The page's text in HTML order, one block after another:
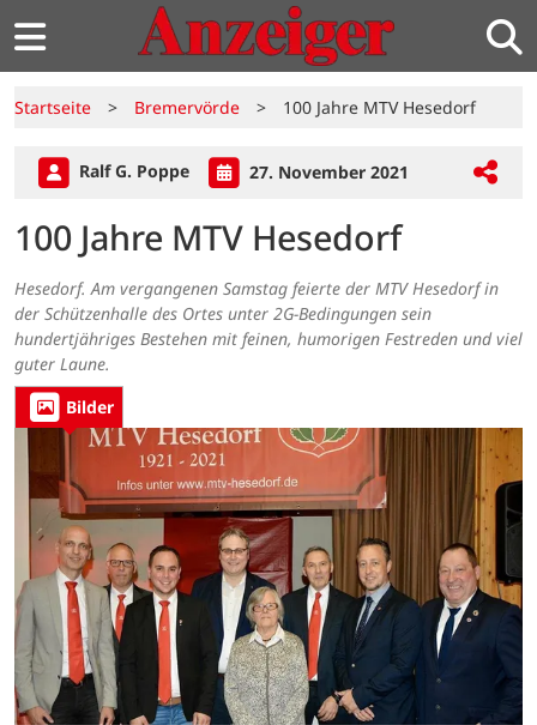
Startseite > Bremervörde > 100 Jahre MTV Hesedorf
Ralf G. Poppe 27. November 2021
100 Jahre MTV Hesedorf
Hesedorf. Am vergangenen Samstag feierte der MTV Hesedorf in
der Schützenhalle des Ortes unter 2G-Bedingungen sein
hundertjähriges Bestehen mit feinen, humorigen Festreden und viel
guter Laune.
Bilder